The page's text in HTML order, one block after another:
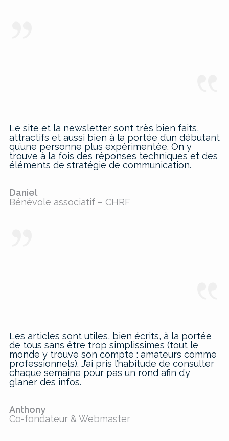
Le site et la newsletter sont très bien faits,
attractifs et aussi bien à la portée d’un débutant
qu’une personne plus expérimentée. On y
trouve à la fois des réponses techniques et des
éléments de stratégie de communication.
Daniel
Bénévole associatif – CHRF
Les articles sont utiles, bien écrits, à la portée
de tous sans être trop simplissimes (tout le
monde y trouve son compte : amateurs comme
professionnels). J’ai pris l’habitude de consulter
chaque semaine pour pas un rond afin d’y
glaner des infos.
Anthony
Co-fondateur & Webmaster